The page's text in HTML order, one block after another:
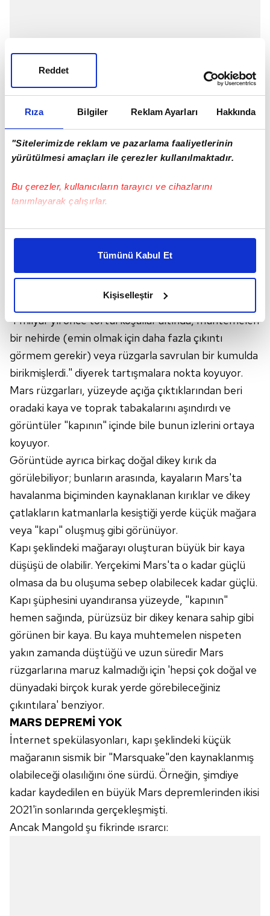
Rıza Bilgiler Reklam Ayarları Hakkında
"Sitelerimizde reklam ve pazarlama faaliyetlerinin
yürütülmesi amaçları ile çerezler kullanılmaktadır.
Bu çerezler, kullanıcıların tarayıcı ve cihazlarını
tanımlayarak çalışırlar.
Bu çerezlere izin vermeniz halinde sizlere özel
daha iyi reklam deneyimi yaşatabiliriz. Bunu yaparken
amacımızın size daha iyi bir reklam deneyimi sunmak
elimizden gelen çabayı gösterdiğimizi ve bu noktada,
kalemimiz olduğunu sizlere hatırlatmak isteriz.
Her halükârda, kullanıcılar, bu çerezlere izin vermedikleri
takdirde, kullanıcılara hedefli reklamlar
gösterilmeyecektir."
Sizlere daha iyi bir hizmet sunabilmek için İnternet
Sitemizde kendimize ve üçüncü kişilere ait çerezler
kullanılmaktadır. Bu çerezler vasıtasıyla çeşitli kişisel
verileriniz işlenmekte olup gerekli olan çerezler bilgi
toplumu hizmetlerinin sunulması amacıyla
kullanılmaktadır. Diğer çerezler, sitemizin daha işlevsel
kılınması ve kişiselleştirilmesi ve sizlere yönelik
reklam/pazarlama faaliyetlerinin yapılması, amaçlarıyla
sınırlı olarak açık rızanız dahilinde kullanılacaktır.
Çerezlere ilişkin tercihlerinizi aşağıda yer alan panel
vasıtasıyla belirleyebilirsiniz. Çerezlere ilişkin detaylı bilgi
için Ayarlar butonuna tıklayabilir,
Çerez Bilgilendirme
Metnimiziziyaret edebilirsiniz.
6698 sayılı Kişisel Verilerin Korunması Kanunu uyarınca
hazırlanmış Aydınlatma Metnimizi okumak ve sitemizde
ilgili mevzuata uygun olarak kullanılan çerezlerle ilgili bilgi
almak için lütfen
Tümünü Kabul Et
Kişiselleştir
Reddet
MARS AŞINIR
olan Hodgkins, "kapının" erozyondan kaynaklandığını
düşünüyor. Kayanın üzerinde, solda eğimli, sağda
daha yüksekte, tabaka adı verilen kayalık katmanlar
kumlu yataklara sahip silt yataklardır" diyor ve "Belki
4 milyar yıl önce tortul koşullar altında, muhtemelen
bir nehirde (emin olmak için daha fazla çıkıntı
görmem gerekir) veya rüzgarla savrulan bir kumulda
birikmişlerdi." diyerek tartışmalara nokta koyuyor.
Mars rüzgarları, yüzeyde açığa çıktıklarından beri
oradaki kaya ve toprak tabakalarını aşındırdı ve
görüntüler "kapının" içinde bile bunun izlerini ortaya
koyuyor.
Görüntüde ayrıca birkaç doğal dikey kırık da
görülebiliyor; bunların arasında, kayaların Mars'ta
havalanma biçiminden kaynaklanan kırıklar ve dikey
çatlakların katmanlarla kesiştiği yerde küçük mağara
veya "kapı" oluşmuş gibi görünüyor.
Kapı şeklindeki mağarayı oluşturan büyük bir kaya
düşüşü de olabilir. Yerçekimi Mars'ta o kadar güçlü
olmasa da bu oluşuma sebep olabilecek kadar güçlü.
Kapı şüphesini uyandıransa yüzeyde, "kapının"
hemen sağında, pürüzsüz bir dikey kenara sahip gibi
görünen bir kaya. Bu kaya muhtemelen nispeten
yakın zamanda düştüğü ve uzun süredir Mars
rüzgarlarına maruz kalmadığı için 'hepsi çok doğal ve
dünyadaki birçok kurak yerde görebileceğiniz
çıkıntılara' benziyor.
MARS DEPREMİ YOK
İnternet spekülasyonları, kapı şeklindeki küçük
mağaranın sismik bir "Marsquake"den kaynaklanmış
olabileceği olasılığını öne sürdü. Örneğin, şimdiye
kadar kaydedilen en büyük Mars depremlerinden ikisi
2021'in sonlarında gerçekleşmişti.
Ancak Mangold şu fikrinde ısrarcı: